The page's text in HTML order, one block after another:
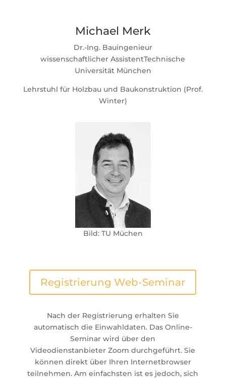
Michael Merk
Dr.-Ing. Bauingenieur
wissenschaftlicher AssistentTechnische
Universität München
Lehrstuhl für Holzbau und Baukonstruktion (Prof.
Winter)
Bild: TU Müchen
Registrierung Web-Seminar
Nach der Registrierung erhalten Sie
automatisch die Einwahldaten. Das Online-
Seminar wird über den
Videodienstanbieter Zoom durchgeführt. Sie
können direkt über Ihren Internetbrowser
teilnehmen. Am einfachsten ist es jedoch, sich